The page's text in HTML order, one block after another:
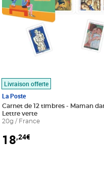
au panier
Livraison offerte
La Poste
Carnet de 12 timbres - Maman
Lettre verte
20g / France
18,24€